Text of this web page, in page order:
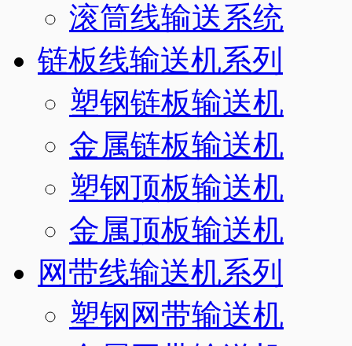
滚筒线输送系统
链板线输送机系列
塑钢链板输送机
金属链板输送机
塑钢顶板输送机
金属顶板输送机
网带线输送机系列
塑钢网带输送机